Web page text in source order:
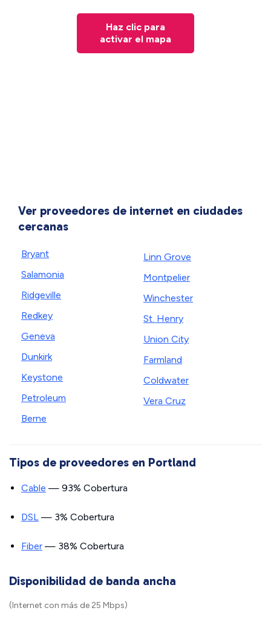
Haz clic para
activar el mapa
Ver proveedores de internet en ciudades
cercanas
Bryant
Salamonia
Ridgeville
Redkey
Geneva
Dunkirk
Keystone
Petroleum
Berne
Linn Grove
Montpelier
Winchester
St. Henry
Union City
Farmland
Coldwater
Vera Cruz
Tipos de proveedores en Portland
Cable — 93% Cobertura
DSL — 3% Cobertura
Fiber — 38% Cobertura
Disponibilidad de banda ancha
(Internet con más de 25 Mbps)